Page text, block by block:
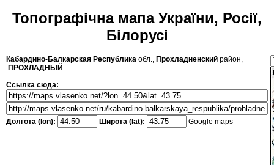
Топографічна мапа України, Росії,
Білорусі
Кабардино-Балкарская Республика обл., Прохладненский район,
.ПРОХЛАДНЫЙ
Ссылка сюда:
Долгота (lon): Широта (lat): Google maps